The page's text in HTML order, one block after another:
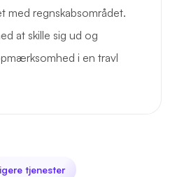
med regnskabsområdet.
at skille sig ud og
i en travl
tjenester